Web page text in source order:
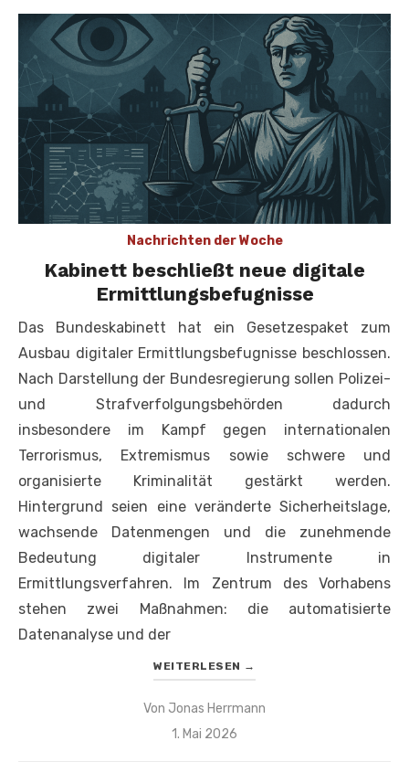
Nachrichten der Woche
Kabinett beschließt neue digitale
Ermittlungsbefugnisse
Das Bundeskabinett hat ein Gesetzespaket zum
Ausbau digitaler Ermittlungsbefugnisse beschlossen.
Nach Darstellung der Bundesregierung sollen Polizei-
und Strafverfolgungsbehörden dadurch
insbesondere im Kampf gegen internationalen
Terrorismus, Extremismus sowie schwere und
organisierte Kriminalität gestärkt werden.
Hintergrund seien eine veränderte Sicherheitslage,
wachsende Datenmengen und die zunehmende
Bedeutung digitaler Instrumente in
Ermittlungsverfahren. Im Zentrum des Vorhabens
stehen zwei Maßnahmen: die automatisierte
Datenanalyse und der
WEITERLESEN →
Von Jonas Herrmann
Veröffentlicht
1. Mai 2026